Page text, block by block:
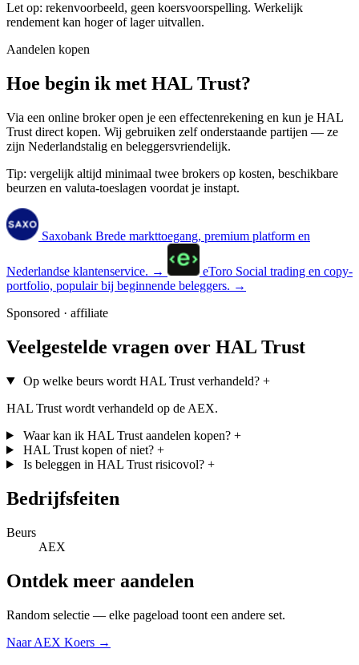
Let op: rekenvoorbeeld, geen koersvoorspelling. Werkelijk
rendement kan hoger of lager uitvallen.
Aandelen kopen
Hoe begin ik met HAL Trust?
Via een online broker open je een effectenrekening en kun je HAL
Trust direct kopen. Wij gebruiken zelf onderstaande partijen — ze
zijn Nederlandstalig en beleggersvriendelijk.
Tip: vergelijk altijd minimaal twee brokers op kosten, beschikbare
beurzen en valuta-toeslagen voordat je instapt.
Saxobank Brede markttoegang, premium platform en
Nederlandse klantenservice. → eToro Social trading en copy-
portfolio, populair bij beginnende beleggers. →
Sponsored · affiliate
Veelgestelde vragen over HAL Trust
Op welke beurs wordt HAL Trust verhandeld? +
HAL Trust wordt verhandeld op de AEX.
Waar kan ik HAL Trust aandelen kopen? +
HAL Trust kopen of niet? +
Is beleggen in HAL Trust risicovol? +
Bedrijfsfeiten
Beurs
AEX
Ontdek meer aandelen
Random selectie — elke pageload toont een andere set.
Naar AEX Koers →